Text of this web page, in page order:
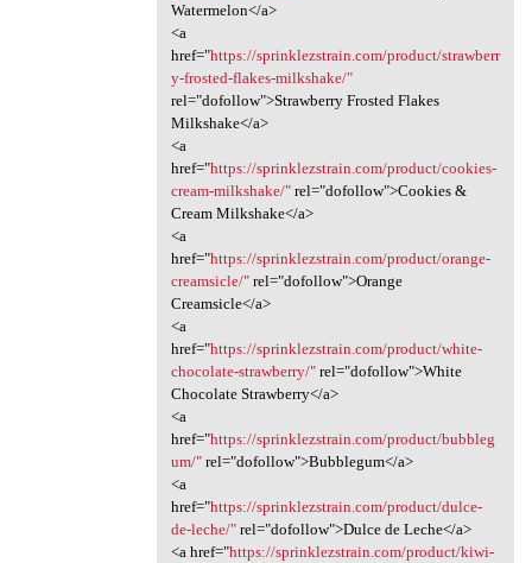
Watermelon</a>
<a
href="https://sprinklezstrain.com/product/strawberr
y-frosted-flakes-milkshake/"
rel="dofollow">Strawberry Frosted Flakes
Milkshake</a>
<a
href="https://sprinklezstrain.com/product/cookies-
cream-milkshake/"rel="dofollow">Cookies &
Cream Milkshake</a>
<a
href="https://sprinklezstrain.com/product/orange-
creamsicle/"rel="dofollow">Orange
Creamsicle</a>
<a
href="https://sprinklezstrain.com/product/white-
chocolate-strawberry/"rel="dofollow">White
Chocolate Strawberry</a>
<a
href="https://sprinklezstrain.com/product/bubbleg
um/"rel="dofollow">Bubblegum</a>
<a
href="https://sprinklezstrain.com/product/dulce-
de-leche/"rel="dofollow">Dulce de Leche</a>
<a href="https://sprinklezstrain.com/product/kiwi-